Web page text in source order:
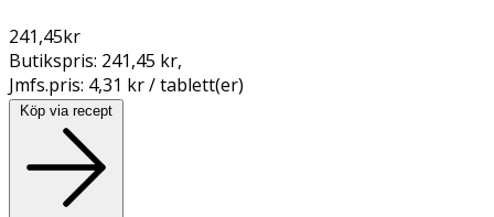
241,45kr
Butikspris: 241,45 kr,
Jmfs.pris: 4,31 kr / tablett(er)
Köp via recept